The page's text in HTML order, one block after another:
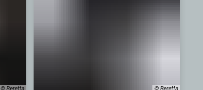
© Beretta © Beretta